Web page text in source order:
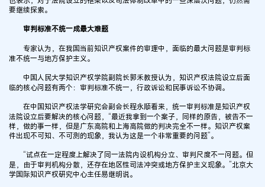
要继续探索。
审判标准不统一成最大难题
专家认为，在我国当前知识产权案件的审理中，面临的最大问题是审判标
准不统一与地方保护主义。
中国人民大学知识产权学院副院长郭禾教授认为，知识产权法院设立后面
临的核心问题有两个：审判标准不统一，行政诉讼和民事诉讼不协调。
在中国知识产权法学研究会副会长程永顺看来，统一审判标准是知识产权
法院设立后要解决的核心问题，“最近我拿到一个案子，同样的原告，被告不一
样，做的事一样，但是广东高院和上海高院做的判决完全不一样。知识产权案
件出现不可知、不可测的现象，我认为这是一个非常重要的问题”。
“试点在一定程度上解决了同一法院内设机构分立、审判尺度不一问题。但
是，由于审判机构分散，还存在地区性司法冲突或地方保护主义现象。”北京大
学国际知识产权研究中心主任易继明说。